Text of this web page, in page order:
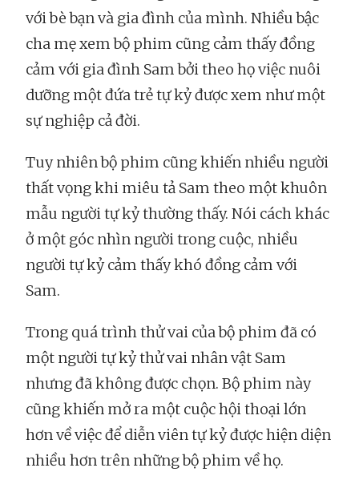
với bè bạn và gia đình của mình. Nhiều bậc
cha mẹ xem bộ phim cũng cảm thấy đồng
cảm với gia đình Sam bởi theo họ việc nuôi
dưỡng một đứa trẻ tự kỷ được xem như một
sự nghiệp cả đời.
Tuy nhiên bộ phim cũng khiến nhiều người
thất vọng khi miêu tả Sam theo một khuôn
mẫu người tự kỷ thường thấy. Nói cách khác
ở một góc nhìn người trong cuộc, nhiều
người tự kỷ cảm thấy khó đồng cảm với
Sam.
Trong quá trình thử vai của bộ phim đã có
một người tự kỷ thử vai nhân vật Sam
nhưng đã không được chọn. Bộ phim này
cũng khiến mở ra một cuộc hội thoại lớn
hơn về việc để diễn viên tự kỷ được hiện diện
nhiều hơn trên những bộ phim về họ.